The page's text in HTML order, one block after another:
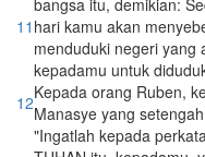
11
bangsa itu, demikian:
hari kamu akan
menduduki negeri yang
kepadamu untuk
12Kepada orang Ruben,
Manasye yang
"Ingatlah kepada